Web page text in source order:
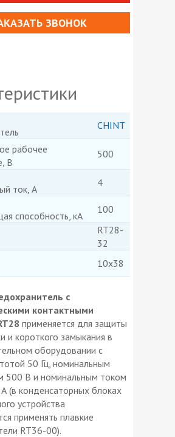
ЗВОНОК
CHINT
рабочее
В
500
ток, А
4
способность, кА
100
RT28-
32
10х38
с
контактными
применяется для защиты
и короткого замыкания в
оборудовании с
50 Гц, номинальным
500 В и номинальным током
(в конденсаторных блоках
устройства
применять плавкие
RT36-00).